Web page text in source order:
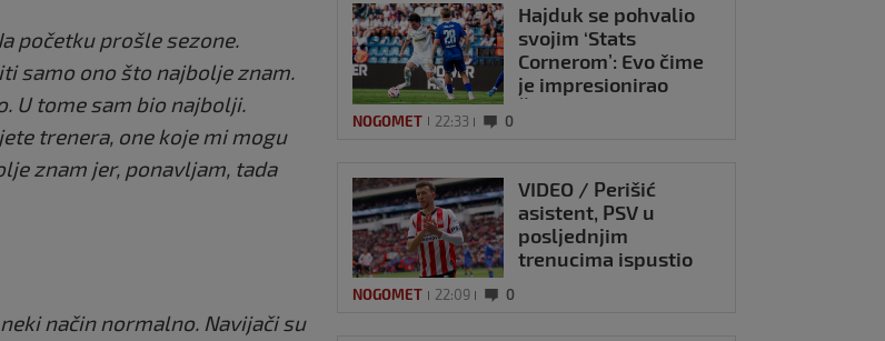
početku prošle sezone.
samo ono što najbolje znam.
U tome sam bio najbolji.
trenera, one koje mi mogu
znam jer, ponavljam, tada
način normalno. Navijači su
Hajduk se pohvalio
svojim ‘Stats
Cornerom’: Evo čime
je impresionirao
NOGOMET 22:33 0
VIDEO / Perišić
asistent, PSV u
posljednjim
trenucima ispustio
NOGOMET 22:09 0